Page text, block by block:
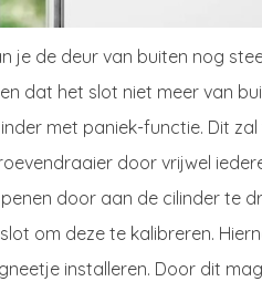
je de deur van buiten nog
dat het slot niet meer van
met paniek-functie. Dit
door vrijwel
door aan de cilinder te
om deze te kalibreren.
installeren. Door dit